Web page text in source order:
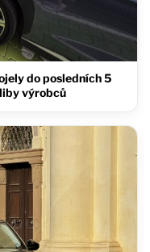
do posledních 5
výrobců